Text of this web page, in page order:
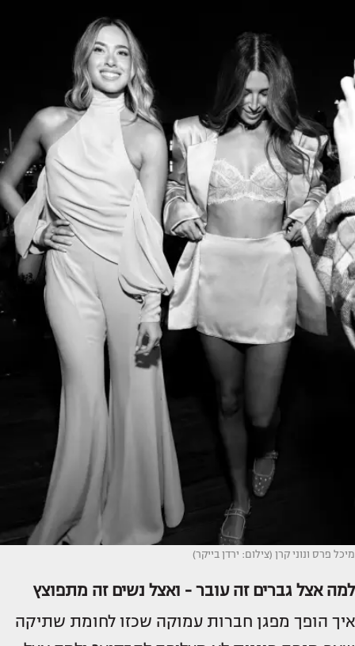
מיכל פרס ונוני קרן (צילום: ירדן בייקר)
למה אצל גברים זה עובר - ואצל נשים זה מתפוצץ
איך הופך מפגן חברות עמוקה שכזו לחומת שתיקה